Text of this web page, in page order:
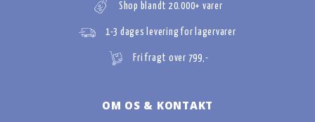
Shop blandt 20.000+ varer
1-3 dages levering for lagervarer
Fri fragt over 799,-
OM OS & KONTAKT